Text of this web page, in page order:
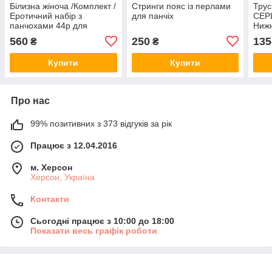
Білизна жіноча /Комплект /
Еротичний набір з
панчохами 44р для
Білизна для шлюбної ночі
560 ₴
Купити
Стринги пояс із перлами
для панчіх
250₴
Купити
135
Про нас
99% позитивних з 373 відгуків за рік
Працює з 12.04.2016
м. Херсон
Херсон, Україна
Контакти
Сьогодні працює з 10:00 до 18:00
Показати весь графік роботи